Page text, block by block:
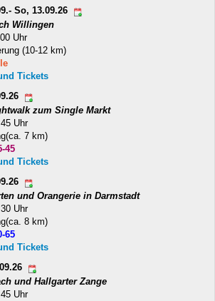
So, 13.09.26
Willingen
Uhr
(10-12 km)
Tickets
zum Single Markt
Uhr
7 km)
45
Tickets
und Orangerie in Darmstadt
Uhr
8 km)
65
Tickets
und Hallgarter Zange
Uhr